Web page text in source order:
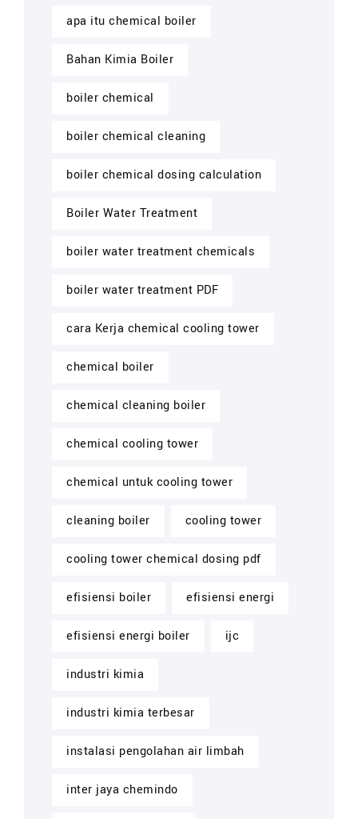
apa itu chemical boiler
Bahan Kimia Boiler
boiler chemical
boiler chemical cleaning
boiler chemical dosing calculation
Boiler Water Treatment
boiler water treatment chemicals
boiler water treatment PDF
cara Kerja chemical cooling tower
chemical boiler
chemical cleaning boiler
chemical cooling tower
chemical untuk cooling tower
cleaning boiler cooling tower
cooling tower chemical dosing pdf
efisiensi boiler efisiensi energi
efisiensi energi boiler ijc
industri kimia
industri kimia terbesar
instalasi pengolahan air limbah
inter jaya chemindo